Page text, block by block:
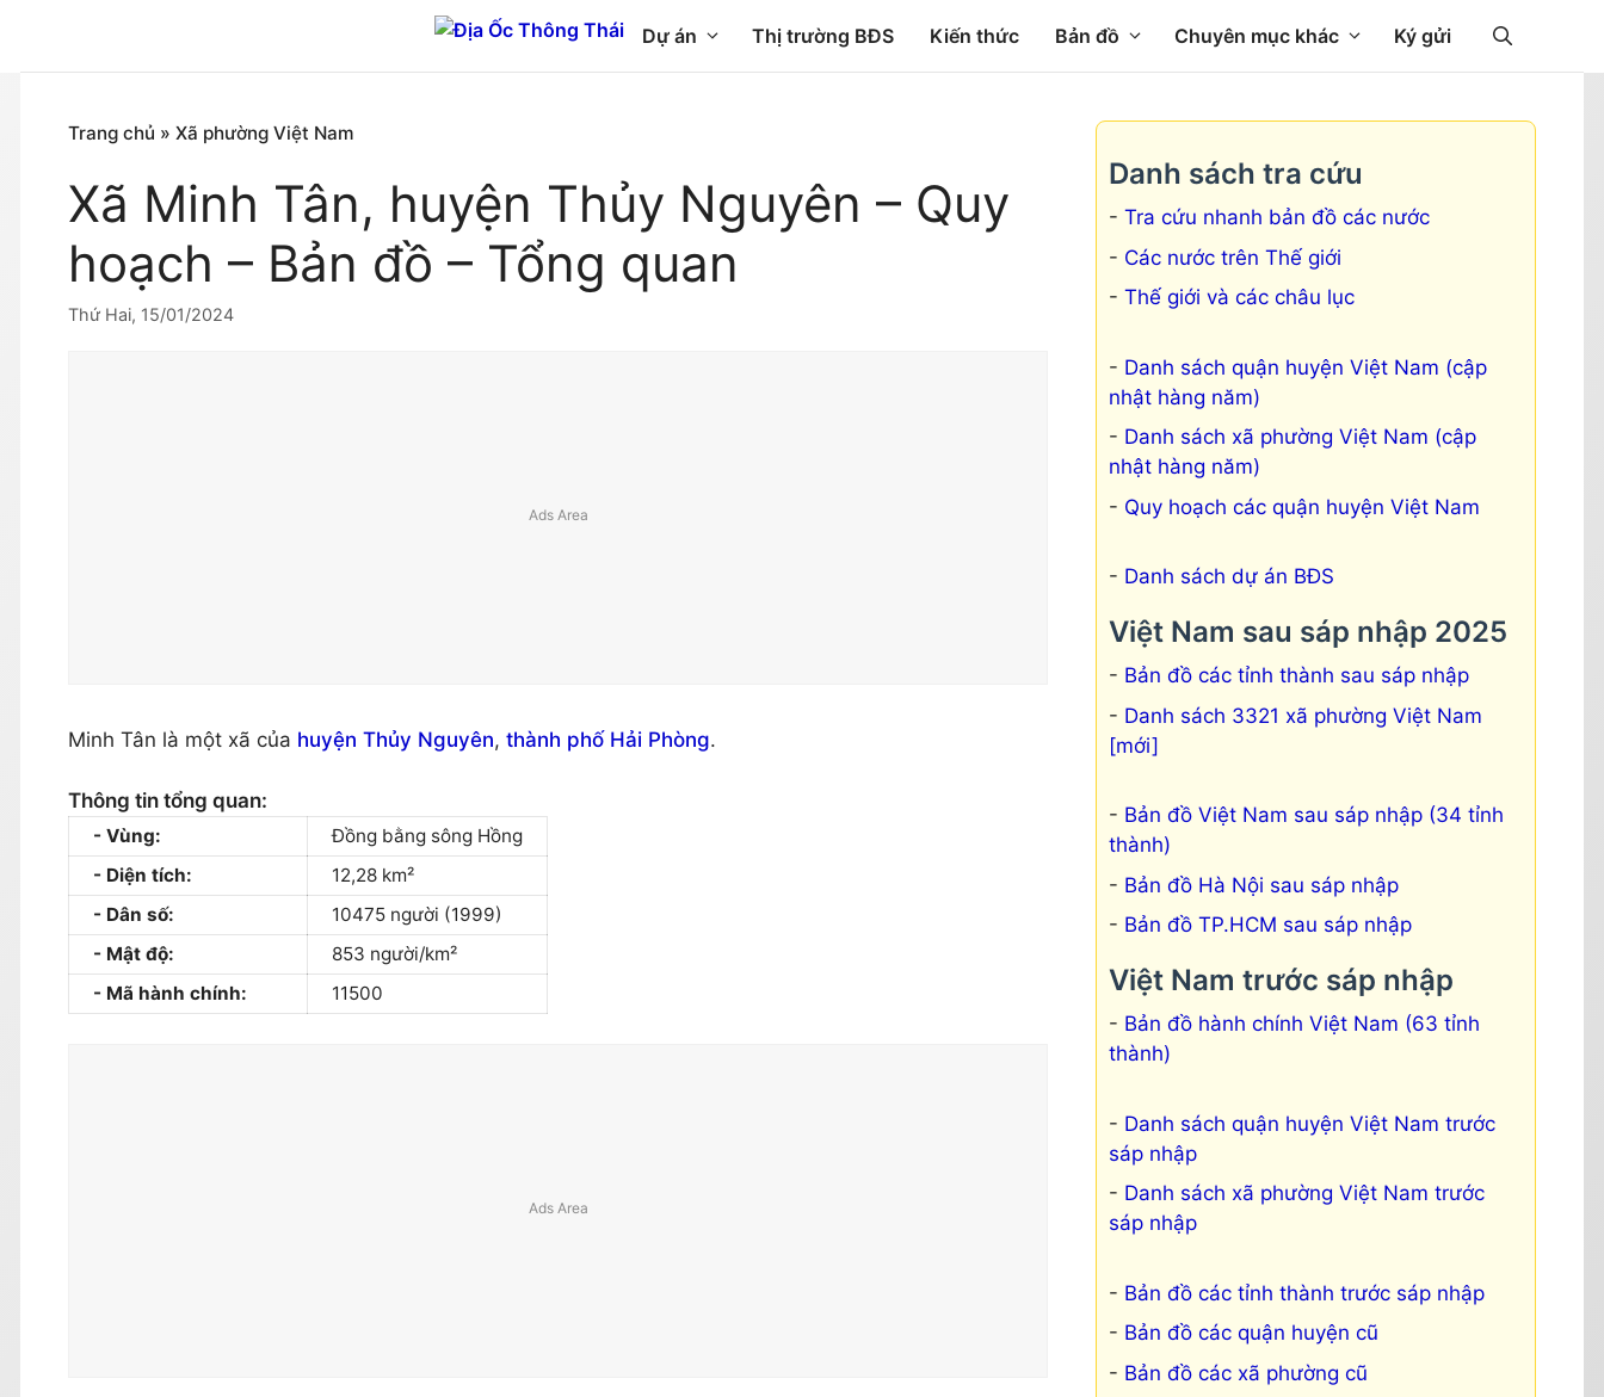
nội
Dự án Thị trường BĐS Kiến thức Bản đồ Chuyên mục khác Ký gửi
Trang chủ » Xã phường Việt Nam
Xã Minh Tân, huyện Thủy Nguyên – Quy
hoạch – Bản đồ – Tổng quan
Thứ Hai, 15/01/2024
Minh Tân là một xã của huyện Thủy Nguyên, thành phố Hải Phòng.
Thông tin tổng quan:
Vùng:
Đồng bằng sông Hồng
Diện tích:
12,28 km²
Dân số:
10475 người (1999)
Mật độ:
853 người/km²
Mã hành chính:
11500
Danh sách tra cứu
Tra cứu nhanh bản đồ các nước
Các nước trên Thế giới
Thế giới và các châu lục
Danh sách quận huyện Việt Nam (cập
nhật hàng năm)
Danh sách xã phường Việt Nam (cập
nhật hàng năm)
Quy hoạch các quận huyện Việt Nam
Danh sách dự án BĐS
Việt Nam sau sáp nhập 2025
Bản đồ các tỉnh thành sau sáp nhập
Danh sách 3321 xã phường Việt Nam
[mới]
Bản đồ Việt Nam sau sáp nhập (34 tỉnh
thành)
Bản đồ Hà Nội sau sáp nhập
Bản đồ TP.HCM sau sáp nhập
Việt Nam trước sáp nhập
Bản đồ hành chính Việt Nam (63 tỉnh
thành)
Danh sách quận huyện Việt Nam trước
sáp nhập
Danh sách xã phường Việt Nam trước
sáp nhập
Bản đồ các tỉnh thành trước sáp nhập
Bản đồ các quận huyện cũ
Bản đồ các xã phường cũ